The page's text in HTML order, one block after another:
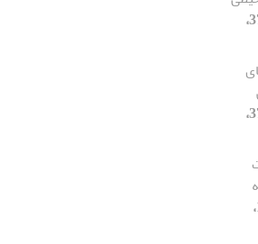
[دوره 10، شماره 37،
[دوره 10، شماره 37،
[دوره 10، شماره 37، 1393،